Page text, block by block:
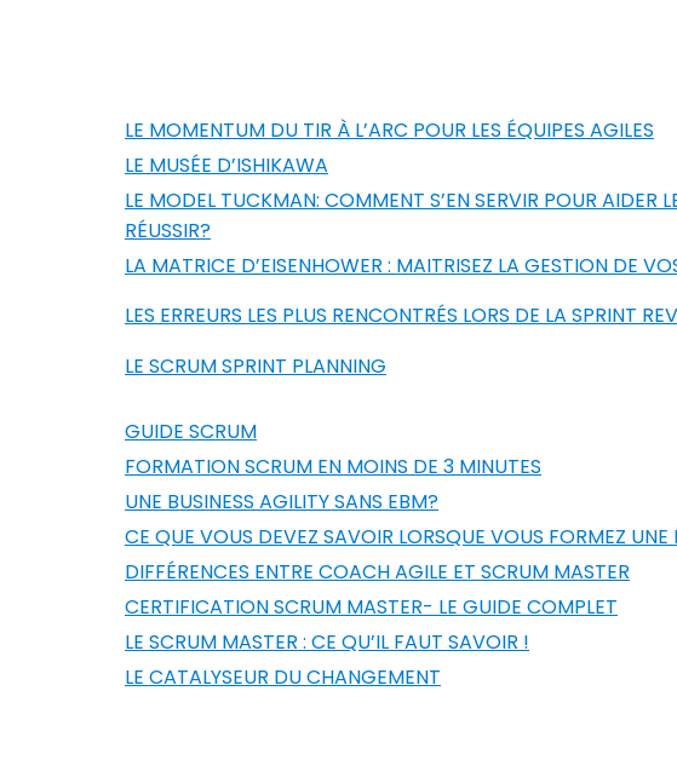
LE MOMENTUM DU TIR À L’ARC POUR LES ÉQUIPES AGILES
LE MUSÉE D’ISHIKAWA
LE MODEL TUCKMAN: COMMENT S’EN SERVIR POUR AIDER
RÉUSSIR?
LA MATRICE D’EISENHOWER : MAITRISEZ LA GESTION DE
LES ERREURS LES PLUS RENCONTRÉS LORS DE LA SPRINT
LE SCRUM SPRINT PLANNING
GUIDE SCRUM
FORMATION SCRUM EN MOINS DE 3 MINUTES
UNE BUSINESS AGILITY SANS EBM?
CE QUE VOUS DEVEZ SAVOIR LORSQUE VOUS FORMEZ UNE
DIFFÉRENCES ENTRE COACH AGILE ET SCRUM MASTER
CERTIFICATION SCRUM MASTER- LE GUIDE COMPLET
LE SCRUM MASTER : CE QU’IL FAUT SAVOIR !
LE CATALYSEUR DU CHANGEMENT